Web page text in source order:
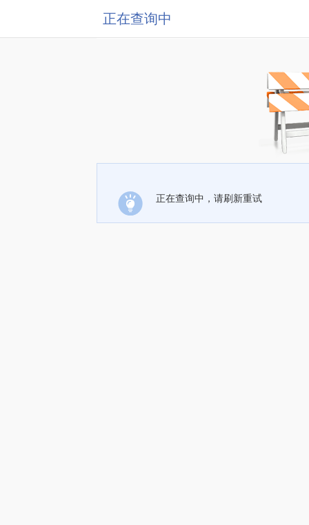
正在查询中
正在查询中，请刷新重试